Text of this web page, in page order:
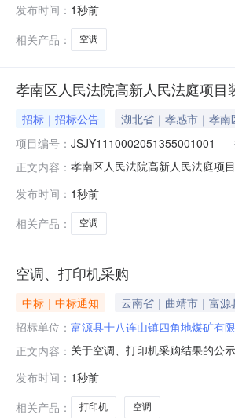
四、采购组织类型：五、采购方
式1、采购人名称：
发布时间： 1秒前
相关产品：
空调
孝南区人民法院高新人民法庭项
招标｜招标公告 湖北省｜孝感市｜孝南
项目编号： JSJY1110002051355001001
正文内容： 孝南区人民法院高新人民法庭项
项目孝南区人民法院高新人民法
件，现进行招标。2.项目
发布时间： 1秒前
相关产品：
空调
空调、打印机采购
中标｜中标通知 云南省｜曲靖市｜富源
招标单位： 富源县十八连山镇四角地煤矿有
正文内容： 关于空调、打印机采购结果的公
购人反馈，逾期将不再受理。公
晏明地址：联系人：联系方式：
发布时间： 1秒前
相关产品：
打印机 空调